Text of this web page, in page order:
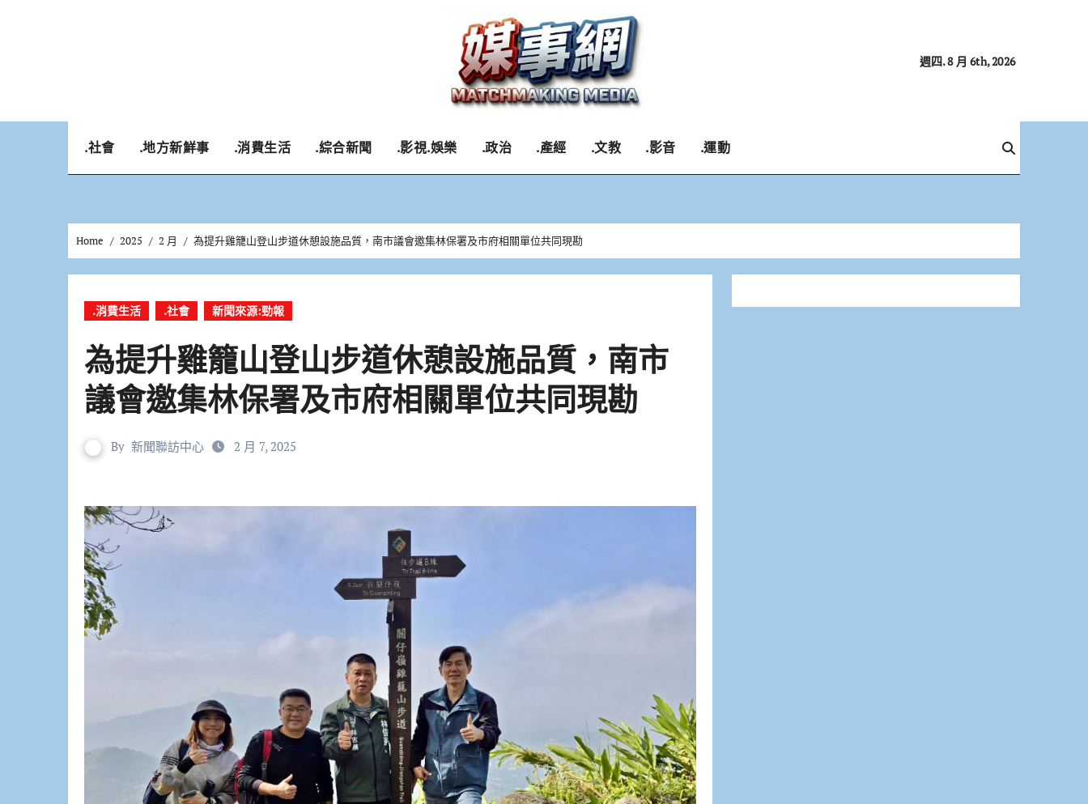
週四. 8 月 6th, 2026
.社會 .地方新鮮事 .消費生活 .綜合新聞 .影視.娛樂 .政治 .產經 .文教 .影音 .運動
Home 2025 2 月 為提升雞籠山登山步道休憩設施品質，南市議會邀集林保署及市府相關單位共同現勘
.消費生活 .社會 新聞來源:勁報
為提升雞籠山登山步道休憩設施品質，南市
議會邀集林保署及市府相關單位共同現勘
By 新聞聯訪中心 2 月 7, 2025